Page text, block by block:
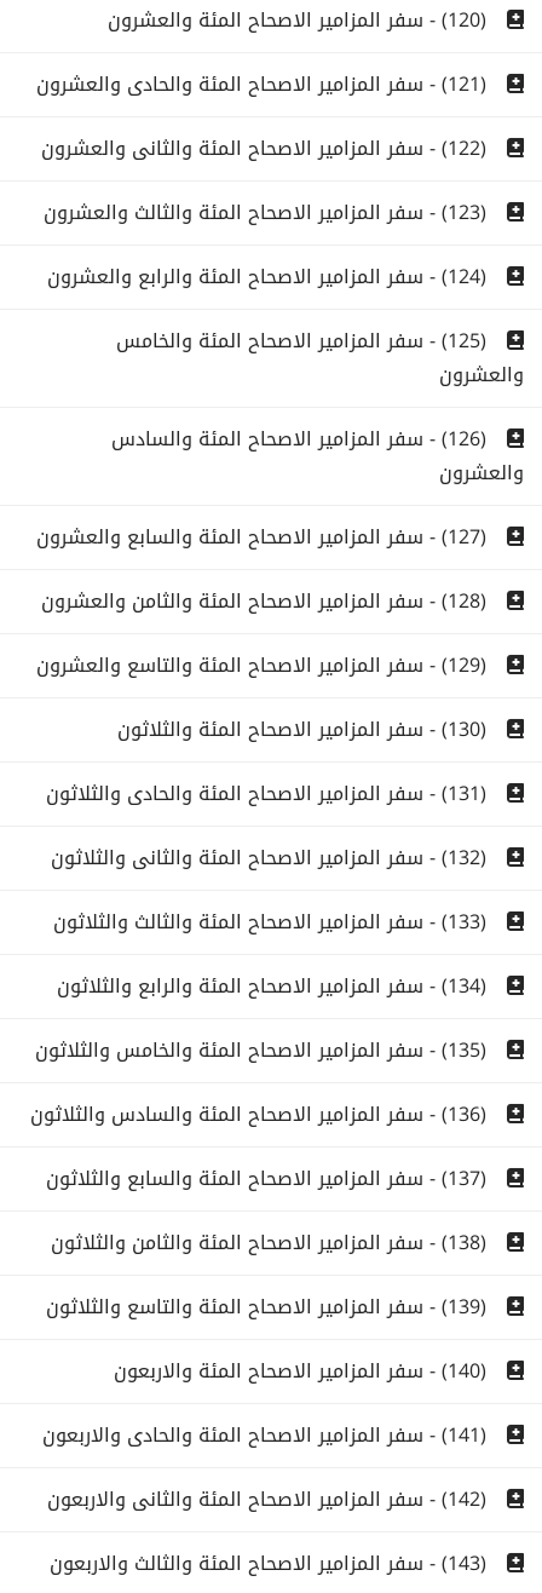
(120) - سفر المزامير الاصحاح المئة والعشرون
(121) - سفر المزامير الاصحاح المئة والحادى والعشرون
(122) - سفر المزامير الاصحاح المئة والثانى والعشرون
(123) - سفر المزامير الاصحاح المئة والثالث والعشرون
(124) - سفر المزامير الاصحاح المئة والرابع والعشرون
(125) - سفر المزامير الاصحاح المئة والخامس
والعشرون
(126) - سفر المزامير الاصحاح المئة والسادس
والعشرون
(127) - سفر المزامير الاصحاح المئة والسابع والعشرون
(128) - سفر المزامير الاصحاح المئة والثامن والعشرون
(129) - سفر المزامير الاصحاح المئة والتاسع والعشرون
(130) - سفر المزامير الاصحاح المئة والثلاثون
(131) - سفر المزامير الاصحاح المئة والحادى والثلاثون
(132) - سفر المزامير الاصحاح المئة والثانى والثلاثون
(133) - سفر المزامير الاصحاح المئة والثالث والثلاثون
(134) - سفر المزامير الاصحاح المئة والرابع والثلاثون
(135) - سفر المزامير الاصحاح المئة والخامس والثلاثون
(136) - سفر المزامير الاصحاح المئة والسادس والثلاثون
(137) - سفر المزامير الاصحاح المئة والسابع والثلاثون
(138) - سفر المزامير الاصحاح المئة والثامن والثلاثون
(139) - سفر المزامير الاصحاح المئة والتاسع والثلاثون
(140) - سفر المزامير الاصحاح المئة والاربعون
(141) - سفر المزامير الاصحاح المئة والحادى والاربعون
(142) - سفر المزامير الاصحاح المئة والثانى والاربعون
(143) - سفر المزامير الاصحاح المئة والثالث والاربعون